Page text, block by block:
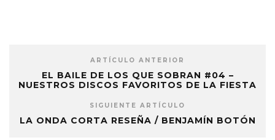
ARTÍCULO ANTERIOR
EL BAILE DE LOS QUE SOBRAN #04 –
NUESTROS DISCOS FAVORITOS DE LA FIESTA
SIGUIENTE ARTÍCULO
LA ONDA CORTA RESEÑA / BENJAMÍN BOTÓN